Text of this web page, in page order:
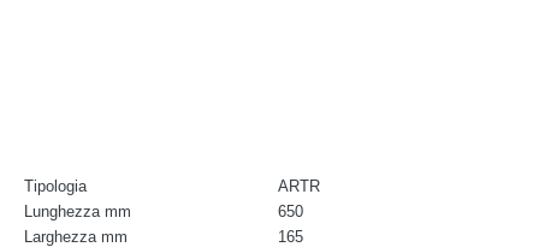
Tipologia
ARTR
Lunghezza mm
650
Larghezza mm
165